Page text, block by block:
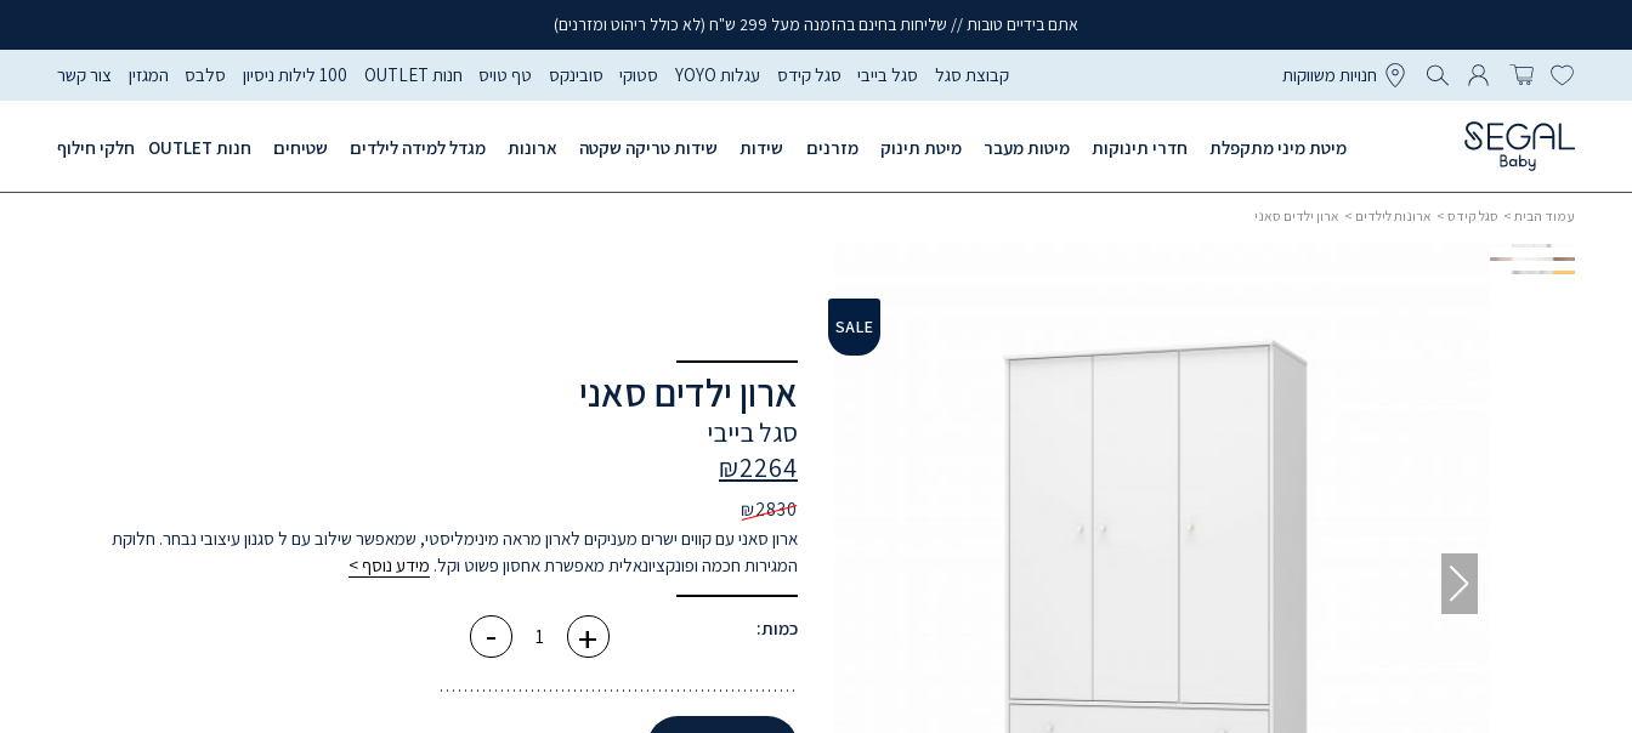
אתם בידיים טובות // שליחות בחינם בהזמנה מעל 299 ש"ח (לא כולל ריהוט ומזרנים)
חנויות משווקות קבוצת סגל סגל בייבי סגל קידס עגלות YOYO סטוקי סובינקס טף טויס חנות OUTLET 100 לילות ניסיון סלבס המגזין צור קשר
מיטת מיני מתקפלת חדרי תינוקות מיטות מעבר מיטת תינוק מזרנים שידות שידות טריקה שקטה ארונות מגדל למידה לילדים שטיחים חנות OUTLET חלקי חילוף
עמוד הבית > סגל קידס > ארונות לילדים > ארון ילדים סאני
SALE
ארון ילדים סאני
סגל בייבי
₪2264
₪2830
ארון סאני עם קווים ישרים מעניקים לארון מראה מינימליסטי, שמאפשר שילוב עם ל סגנון עיצובי נבחר. חלוקת
המגירות חכמה ופונקציונאלית מאפשרת אחסון פשוט וקל. מידע נוסף >
כמות: - של
סאני
+